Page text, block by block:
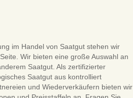
im Handel von Saatgut stehen wir
Wir bieten eine große Auswahl an
Saatgut. Als zertifizierter
Saatgut aus kontrolliert
und Wiederverkäufern bieten wir